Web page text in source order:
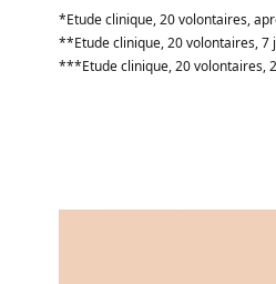
*Etude clinique, 20 volontaires,
**Etude clinique, 20 volontaires, 7
***Etude clinique, 20 volontaires,